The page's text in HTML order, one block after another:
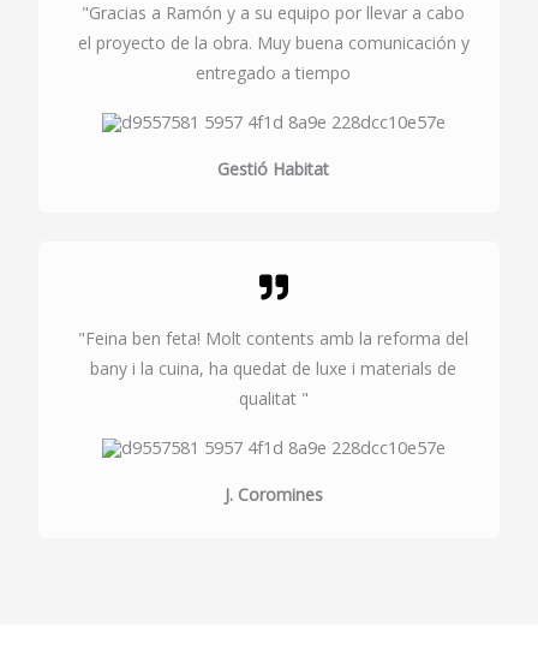
"Gracias a Ramón y a su equipo por llevar a cabo
el proyecto de la obra. Muy buena comunicación y
entregado a tiempo
Gestió Habitat
"Feina ben feta! Molt contents amb la reforma del
bany i la cuina, ha quedat de luxe i materials de
qualitat "
J. Coromines